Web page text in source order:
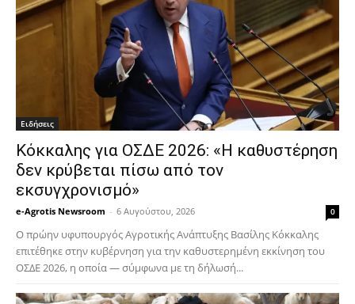
Ειδήσεις
Κόκκαλης για ΟΣΔΕ 2026: «Η καθυστέρηση
δεν κρύβεται πίσω από τον
εκσυγχρονισμό»
e-Agrotis Newsroom - 6 Αυγούστου, 2026 0
Ο πρώην υφυπουργός Αγροτικής Ανάπτυξης Βασίλης Κόκκαλης
επιτέθηκε στην κυβέρνηση για την καθυστερημένη εκκίνηση του
ΟΣΔΕ 2026, η οποία — σύμφωνα με τη δήλωσή...